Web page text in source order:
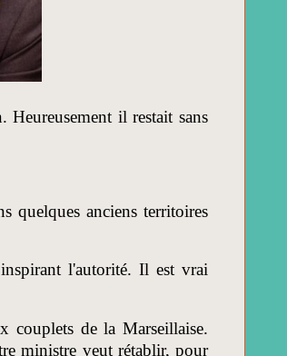
il restait sans
quelques anciens territoires
l'autorité. Il est vrai
couplets de la Marseillaise.
ministre veut rétablir, pour